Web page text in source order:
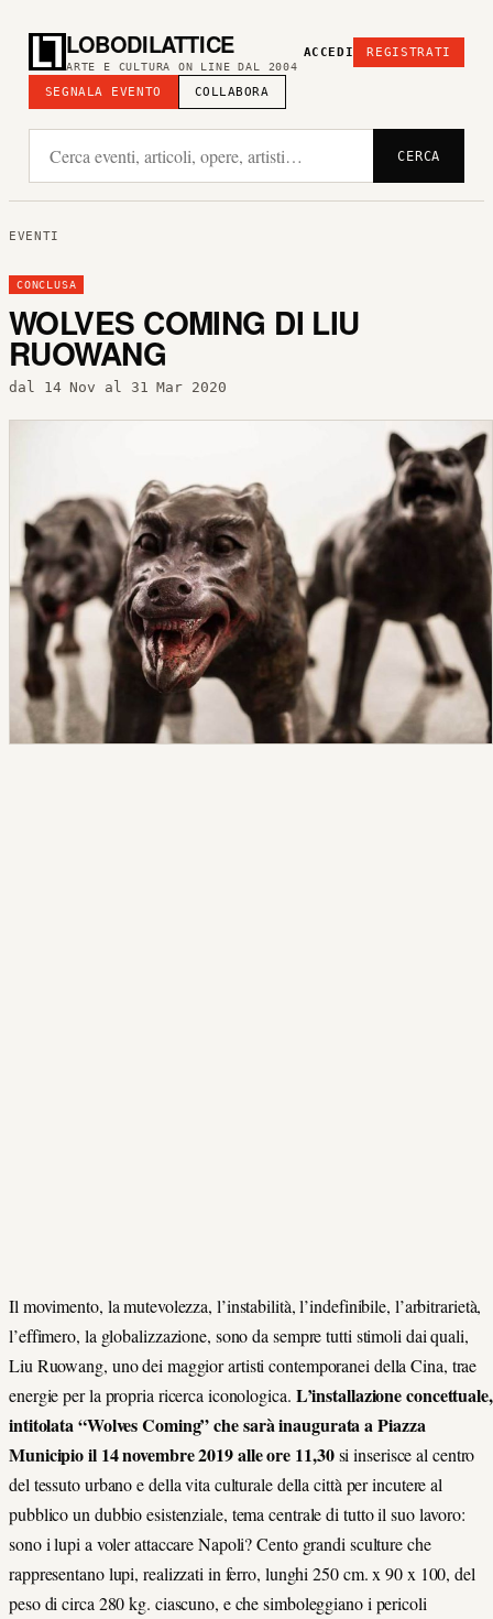
LOBODILATTICE
ARTE E CULTURA ON LINE DAL 2004
SEGNALA EVENTO COLLABORA
ACCEDI REGISTRATI
CERCA
EVENTI
CONCLUSA
WOLVES COMING DI LIU
RUOWANG
dal 14 Nov al 31 Mar 2020
Il movimento, la mutevolezza, l’instabilità, l’indefinibile, l’arbitrarietà,
l’effimero, la globalizzazione, sono da sempre tutti stimoli dai quali,
Liu Ruowang, uno dei maggior artisti contemporanei della Cina, trae
energie per la propria ricerca iconologica. L’installazione concettuale,
intitolata “Wolves Coming” che sarà inaugurata a Piazza
Municipio il 14 novembre 2019 alle ore 11,30si inserisce al centro
del tessuto urbano e della vita culturale della città per incutere al
pubblico un dubbio esistenziale, tema centrale di tutto il suo lavoro:
sono i lupi a voler attaccare Napoli? Cento grandi sculture che
rappresentano lupi, realizzati in ferro, lunghi 250 cm. x 90 x 100, del
peso di circa 280 kg. ciascuno, e che simboleggiano i pericoli